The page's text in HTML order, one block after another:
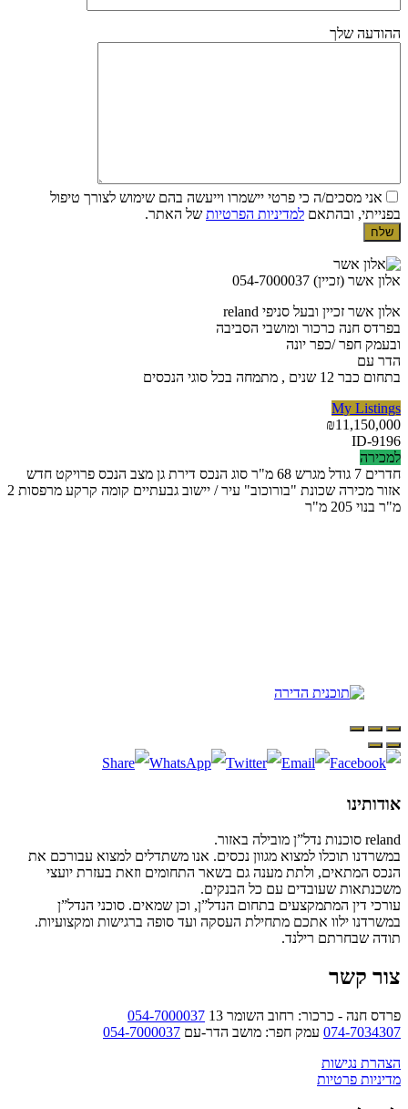
ההודעה שלך
אני מסכים/ה כי פרטי יישמרו וייעשה בהם שימוש לצורך טיפול
בפנייתי, ובהתאם למדיניות הפרטיות של האתר.
אלון אשר (זכיין) 054-7000037
אלון אשר זכיין ובעל סניפי reland
בפרדס חנה כרכור ומושבי הסביבה
ובעמק חפר /כפר יונה
הדר עם
בתחום כבר 12 שנים , מתמחה בכל סוגי הנכסים
My Listings
₪11,150,000
ID-9196
למכירה
חדרים 7 גודל מגרש 68 מ"ר סוג הנכס דירת גן מצב הנכס פרויקט חדש
אזור מכירה שכונת "בורוכוב" עיר / יישוב גבעתיים קומה קרקע מרפסות 2
מ"ר בנוי 205 מ"ר
אודותינו
reland סוכנות נדל”ן מובילה באזור.
במשרדנו תוכלו למצוא מגוון נכסים. אנו משתדלים למצוא עבורכם את
הנכס המתאים, ולתת מענה גם בשאר התחומים וזאת בעזרת יועצי
משכנתאות שעובדים עם כל הבנקים.
עורכי דין המתמקצעים בתחום הנדל”ן, וכן שמאים. סוכני הנדל”ן
במשרדנו ילוו אתכם מתחילת העסקה ועד סופה ברגישות ומקצועיות.
תודה שבחרתם רילנד.
צור קשר
פרדס חנה - כרכור: רחוב השומר 13
054-7000037
074-7034307 עמק חפר: מושב הדר-עם 054-7000037
הצהרת נגישות
מדיניות פרטיות